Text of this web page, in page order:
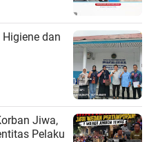
dan
Jiwa,
Pelaku